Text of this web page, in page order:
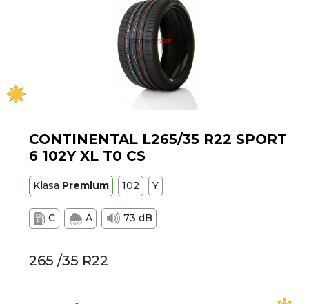
CONTINENTAL L265/35 R22 SPORT
6 102Y XL T0 CS
Klasa Premium 102 Y
C A 73 dB
265 /35 R22